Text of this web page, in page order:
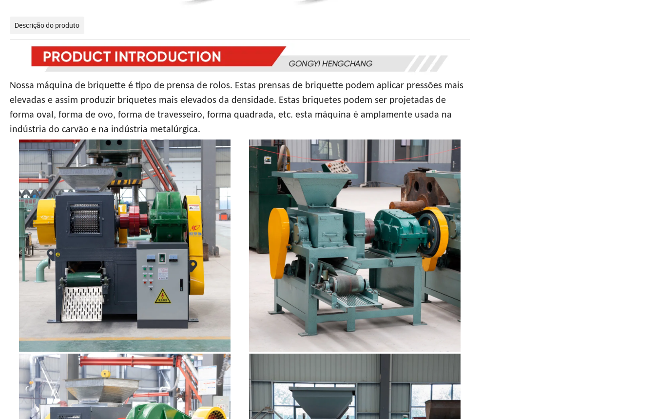
Descrição do produto
Nossa máquina de briquette é tipo de prensa de rolos. Estas prensas de briquette podem aplicar pressões mais
elevadas e assim produzir briquetes mais elevados da densidade. Estas briquetes podem ser projetadas de
forma oval, forma de ovo, forma de travesseiro, forma quadrada, etc. esta máquina é amplamente usada na
indústria do carvão e na indústria metalúrgica.